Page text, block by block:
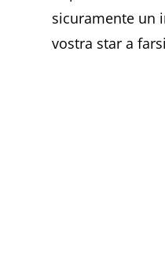
sicuramente un
vostra star a